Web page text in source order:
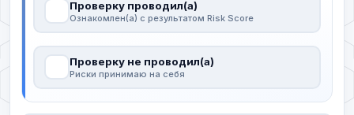
Проверку проводил(а)
Ознакомлен(а) с результатом Risk Score
Проверку не проводил(а)
Риски принимаю на себя